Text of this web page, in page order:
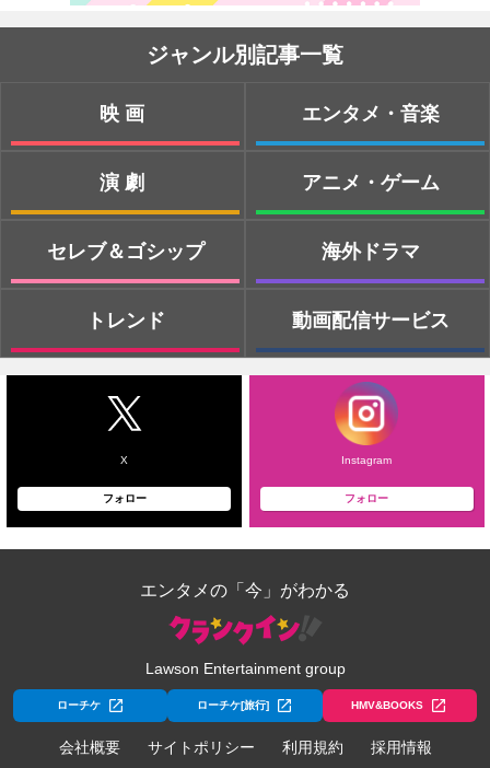
ジャンル別記事一覧
映画
演劇
セレブ＆ゴシップ
トレンド
エンタメ・音楽
アニメ・ゲーム
海外ドラマ
動画配信サービス
X
フォロー
Instagram
フォロー
エンタメの「今」がわかる
Lawson Entertainment group
ローチケ ローチケ[旅行] HMV&BOOKS
会社概要 サイトポリシー 利用規約 採用情報